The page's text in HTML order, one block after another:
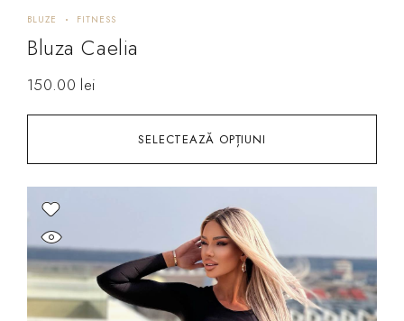
SELECTEAZĂ OPȚIUNI
BLUZE FITNESS
Bluza Caelia
150.00 lei